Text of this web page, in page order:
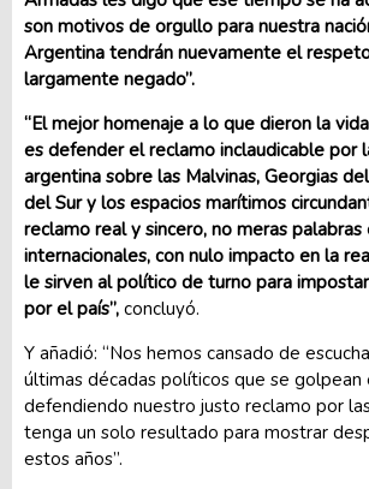
son motivos de orgullo para nuestra
Argentina tendrán nuevamente el
largamente negado”.
“El mejor homenaje a lo que dieron la
es defender el reclamo inclaudicable por
argentina sobre las Malvinas, Georgias
del Sur y los espacios marítimos
reclamo real y sincero, no meras palabras
internacionales, con nulo impacto en la
le sirven al político de turno para
por el país”, concluyó.
Y añadió: “Nos hemos cansado de
últimas décadas políticos que se golpean
defendiendo nuestro justo reclamo por
tenga un solo resultado para mostrar
estos años”.